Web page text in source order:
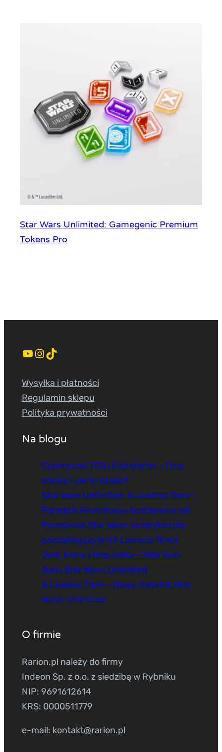
Star Wars Unlimited: Gamegenic Premium
Tokens Pro
YouTube InstagramTikTok
Wysyłka i płatności
Regulamin sklepu
Polityka prywatności
Na blogu
Cyberpunk TCG i Kickstarter – O co
chodzi i jak to działa?
Star Wars Unlimited: A Lawless Time –
Poradnik Prerelease i budowanie tali
Prerelease Star Wars: Unlimited dla
początkujących (A Lawless Time)
Jedi, Klony i Republika – Talia Twin
Suns Star Wars: Unlimited
A Lawless Time – Nowy dodatek Star
Wars: Unlimited
O firmie
Rarion.pl należy do firmy
Indeon Sp. z o.o. z siedzibą w Rybniku
NIP: 9691612614
KRS: 0000511779
e-mail: kontakt@rarion.pl